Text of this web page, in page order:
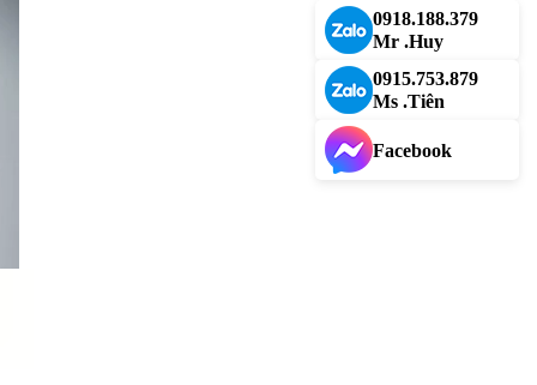
0918.188.379
Mr .Huy
0915.753.879
Ms .Tiên
Facebook